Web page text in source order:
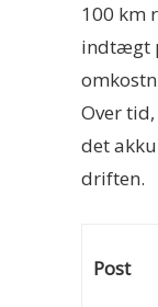
100 km
indtægt
Over
det
driften.
Post